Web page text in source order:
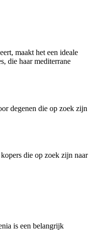
maakt het een ideale
die haar mediterrane
degenen die op zoek zijn
die op zoek zijn naar
is een belangrijk